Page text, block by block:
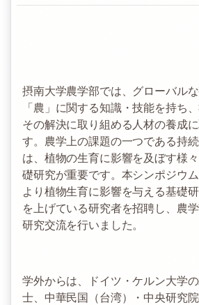
摂南大学農学部では、グローバル
「農」に関する知識・技能を持ち
その解決に取り組める人材の養成
す。農学上の課題の一つである持
は、植物の生育に影響を及ぼす様
礎研究が重要です。本シンポジウ
より植物生育に影響を与える基礎
を上げている研究者を招聘し、農
研究交流を行いました。
学外からは、ドイツ・ケルン大学
士、中華民国（台湾）・中央研究